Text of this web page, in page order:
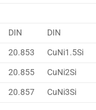
DIN
DIN
20.853
CuNi1.5Si
20.855
CuNi2Si
20.857
CuNi3Si